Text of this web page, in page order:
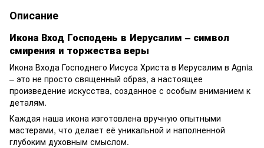
Описание
Икона Вход Господень в Иерусалим – символ
смирения и торжества веры
Икона Входа Господнего Иисуса Христа в Иерусалим в Agnia
– это не просто священный образ, а настоящее
произведение искусства, созданное с особым вниманием к
деталям.
Каждая наша икона изготовлена вручную опытными
мастерами, что делает её уникальной и наполненной
глубоким духовным смыслом.